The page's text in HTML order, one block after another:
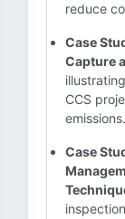
reduce
Case
Capture
CCS
emissions.
Case